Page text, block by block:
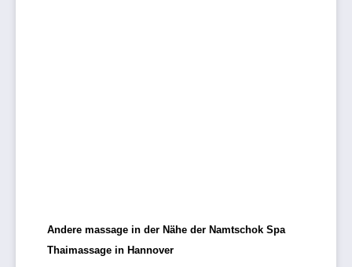
Andere massage in der Nähe der Namtschok Spa
Thaimassage in Hannover